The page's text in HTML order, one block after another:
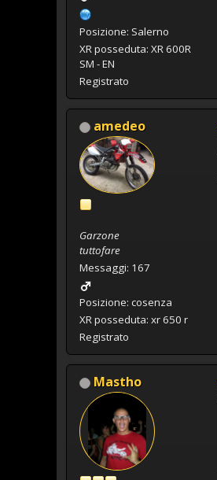
Posizione: Salerno
XR posseduta: XR 600R
SM - EN
Registrato
amedeo
Garzone
tuttofare
Messaggi: 167
Posizione: cosenza
XR posseduta: xr 650 r
Registrato
Mastho